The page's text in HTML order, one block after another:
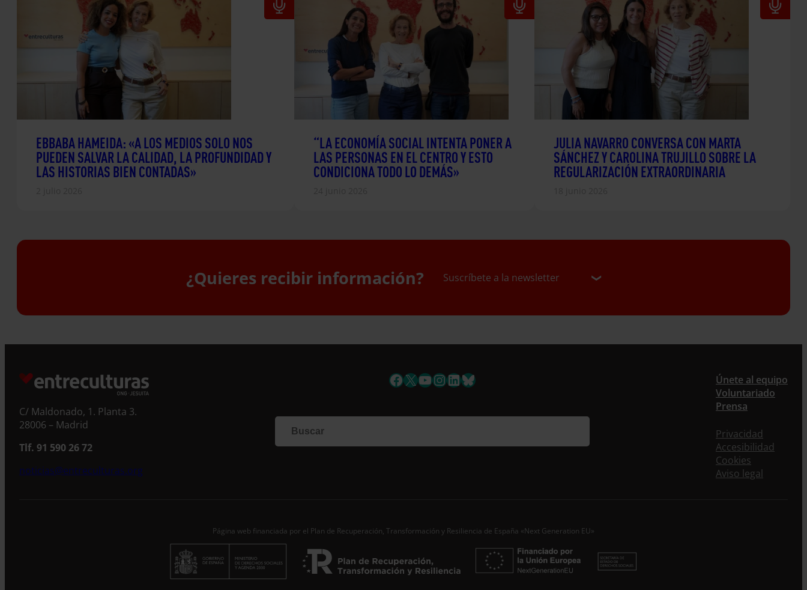
EBBABA HAMEIDA: «A LOS MEDIOS SOLO NOS
PUEDEN SALVAR LA CALIDAD, LA PROFUNDIDAD Y
LAS HISTORIAS BIEN CONTADAS»
“LA ECONOMÍA SOCIAL INTENTA PONER A
LAS PERSONAS EN EL CENTRO Y ESTO
CONDICIONA TODO LO DEMÁS»
JULIA NAVARRO CONVERSA CON MARTA
SÁNCHEZ Y CAROLINA TRUJILLO SOBRE LA
REGULARIZACIÓN EXTRAORDINARIA
¿Quieres recibir información? Suscríbete a la newsletter
Suscríbete a la newsletter
Si quieres recibir nuestra newsletter mensual y los
información, no dejes de completar este formulario.
Al instante, te daremos de alta en nuestra base de
datos y podrás estar al tanto de todas las novedades.
Correo electrónico *
C/ Maldonado, 1. Planta 3.
28006 – Madrid
Tlf. 91 590 26 72
noticias@entreculturas.org
Facebook
X YouTube
Instagram
LinkedIn
Bluesky
Únete al equipo
Voluntariado
Prensa
Privacidad
Accesibilidad
Cookies
Aviso legal
Página web financiada por el Plan de Recuperación, Transformación y Resiliencia de España «Next Generation EU»